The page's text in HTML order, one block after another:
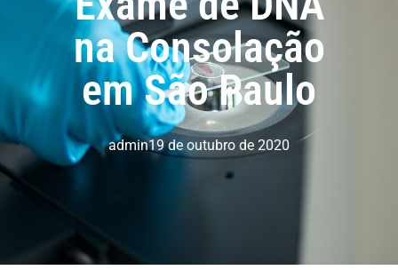
na Consolação
em São Paulo
admin19 de outubro de 2020